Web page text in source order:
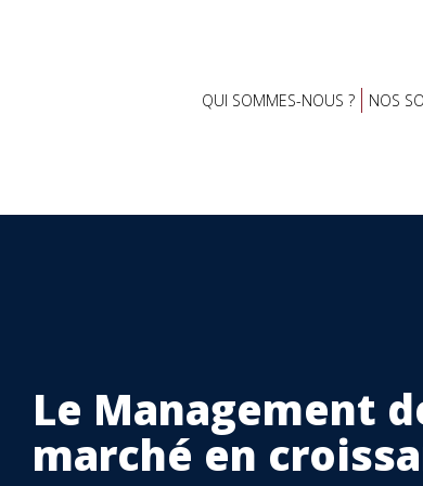
QUI SOMMES-NOUS ? NOS
Le Management
marché en